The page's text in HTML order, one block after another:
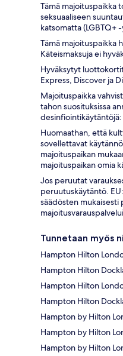
Tämä majoituspaikka
seksuaaliseen
katsomatta (LGBTQ+
Tämä majoituspaikka
Käteismaksuja ei
Hyväksytyt
Express, Discover ja
Majoituspaikka
tahon suosituksissa
desinfiointikäytäntöjä:
Huomaathan, että
sovellettavat
majoituspaikan
majoituspaikan omia
Jos peruutat
peruutuskäytäntö.
säädösten mukaisesti
Tunnetaan myös
Hampton Hilton
Hampton Hilton
Hampton Hilton
Hampton Hilton
Hampton by Hilton
Hampton by Hilton
Hampton by Hilton